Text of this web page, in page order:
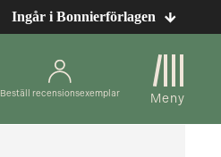
Ingår i Bonnierförlagen
Beställ recensionsexemplar Meny